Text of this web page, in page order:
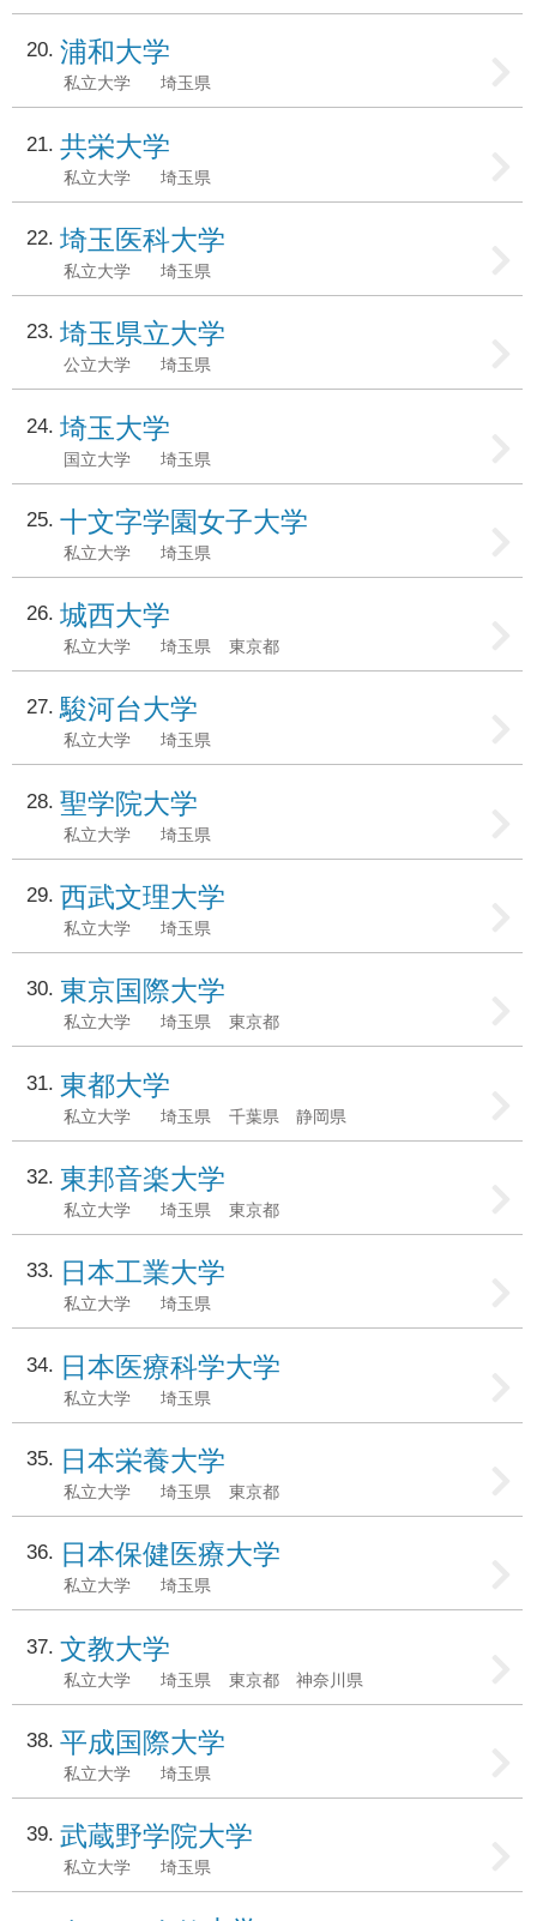
20 浦和大学
私立大学 埼玉県
21 共栄大学
私立大学 埼玉県
22 埼玉医科大学
私立大学 埼玉県
23 埼玉県立大学
公立大学 埼玉県
24 埼玉大学
国立大学 埼玉県
25 十文字学園女子大学
私立大学 埼玉県
26 城西大学
私立大学 埼玉県 東京都
27 駿河台大学
私立大学 埼玉県
28 聖学院大学
私立大学 埼玉県
29 西武文理大学
私立大学 埼玉県
30 東京国際大学
私立大学 埼玉県 東京都
31 東都大学
私立大学 埼玉県 千葉県 静岡県
32 東邦音楽大学
私立大学 埼玉県 東京都
33 日本工業大学
私立大学 埼玉県
34 日本医療科学大学
私立大学 埼玉県
35 日本栄養大学
私立大学 埼玉県 東京都
36 日本保健医療大学
私立大学 埼玉県
37 文教大学
私立大学 埼玉県 東京都 神奈川県
38 平成国際大学
私立大学 埼玉県
39 武蔵野学院大学
私立大学 埼玉県